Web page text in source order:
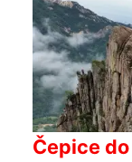
Čepice